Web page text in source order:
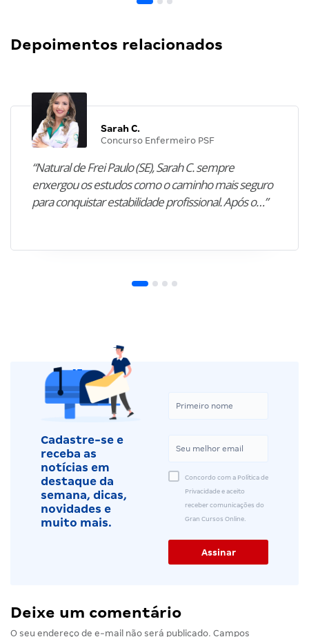
Depoimentos relacionados
Sarah C.
Concurso Enfermeiro PSF
“Natural de Frei Paulo (SE), Sarah C. sempre
enxergou os estudos como o caminho mais seguro
para conquistar estabilidade profissional. Após o…”
Cadastre-se e
receba as
notícias em
destaque da
semana, dicas,
novidades e
muito mais.
Concordo com a Política de
Privacidade e aceito
receber comunicações do
Gran Cursos Online.
Deixe um comentário
O seu endereço de e-mail não será publicado. Campos